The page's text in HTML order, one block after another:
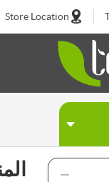
Store Location